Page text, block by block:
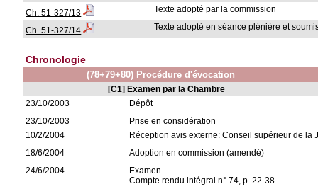
Ch. 51-327/13 Texte adopté par la commission
Ch. 51-327/14 Texte adopté en séance plénière et
Chronologie
(78+79+80) Procédure d'évocation
[C1] Examen par la Chambre
23/10/2003
Dépôt
23/10/2003
Prise en considération
10/2/2004
Réception avis externe: Conseil supérieur de la
18/6/2004
Adoption en commission (amendé)
24/6/2004
Examen
Compte rendu intégral n° 74, p. 22-38